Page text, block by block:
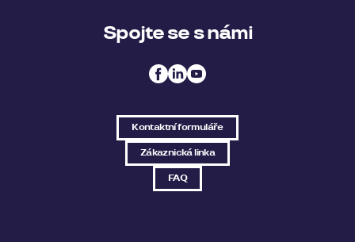
Spojte se s námi
Kontaktní formuláře
Zákaznická linka
FAQ